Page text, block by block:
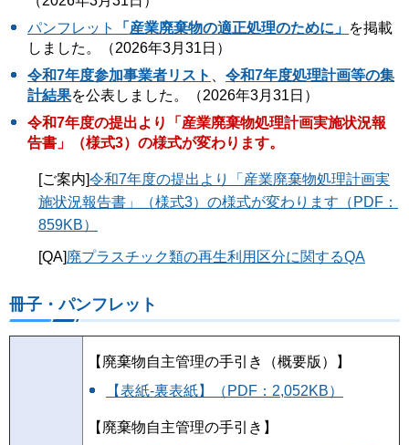
パンフレット
「産業廃棄物の適正処理のために」 を掲載
しました。（2026年3月31日）
令和7年度参加事業者リスト 、 令和7年度処理計画等の集
計結果を公表しました。（2026年3月31日）
令和7年度の提出より「産業廃棄物処理計画実施状況報
告書」（様式3）の様式が変わります。
[ご案内]令和7年度の提出より「産業廃棄物処理計画実
施状況報告書」（様式3）の様式が変わります（PDF：
859KB）
[QA]廃プラスチック類の再生利用区分に関するQA
冊子・パンフレット
【廃棄物自主管理の手引き（概要版）】
【表紙-裏表紙】（PDF：2,052KB）
【廃棄物自主管理の手引き】